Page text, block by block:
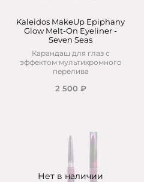
Kaleidos MakeUp Epiphany
Glow Melt-On Eyeliner -
Seven Seas
Карандаш для глаз с
эффектом мультихромного
перелива
2 500 ₽
Нет в наличии